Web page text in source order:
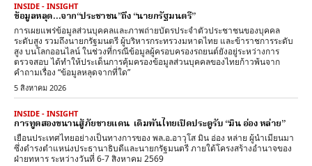
INSIDE - INSIGHT
ข้อมูลหลุด…จาก“ประชาชน”ถึง “นายกรัฐมนตรี”
การเผยแพร่ข้อมูลส่วนบุคคลและภาพถ่ายบัตรประจำตัวประชาชนของบุคคล
ระดับสูง รวมถึงนายกรัฐมนตรี ผู้บริหารกระทรวงมหาดไทย และข้าราชการระดับ
สูง บนโลกออนไลน์ ในช่วงที่กรณีข้อมูลผู้ครอบครองรถยนต์ยังอยู่ระหว่างการ
ตรวจสอบ ได้ทำให้ประเด็นการคุ้มครองข้อมูลส่วนบุคคลของไทยก้าวพ้นจาก
คำถามเรื่อง “ข้อมูลหลุดจากที่ใด”
5 สิงหาคม 2026
INSIDE - INSIGHT
การทูตสองขนานสู้ภัยชายแดน เดิมพันไทยเปิดประตูรับ “มิน อ่อง หล่าย”
เยือนประเทศไทยอย่างเป็นทางการของ พล.อ.อาวุโส มิน อ่อง หล่าย ผู้นำเมียนมา
ซึ่งดำรงตำแหน่งประธานาธิบดีและนายกรัฐมนตรี ภายใต้โครงสร้างอำนาจของ
ฝ่ายทหาร ระหว่างวันที่ 6-7 สิงหาคม 2569